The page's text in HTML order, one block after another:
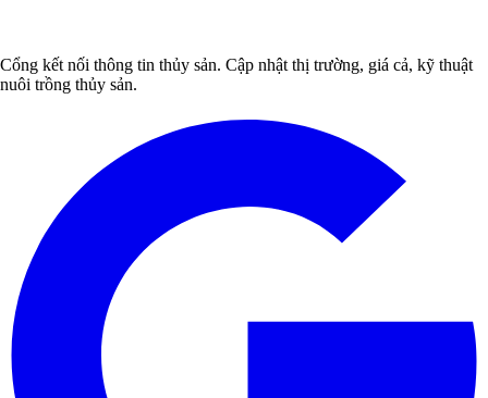
Cổng kết nối thông tin thủy sản. Cập nhật thị trường, giá cả, kỹ thuật
nuôi trồng thủy sản.